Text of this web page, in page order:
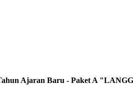
Ajaran Baru - Paket A